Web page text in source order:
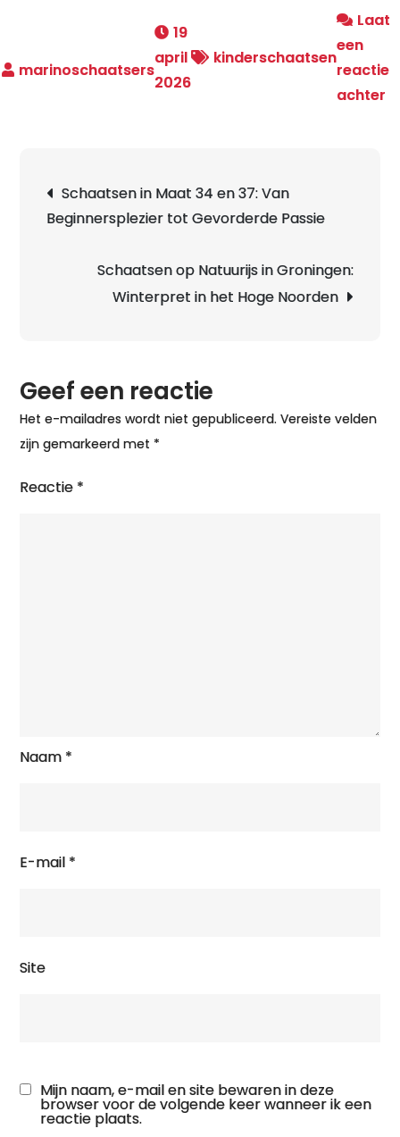
19
april
2026
kinderschaatsen
Laat
een
reactie
achter
Schaatsen in Maat 34 en 37: Van
Beginnersplezier tot Gevorderde Passie
Schaatsen op Natuurijs in Groningen:
Winterpret in het Hoge Noorden
Geef een reactie
Het e-mailadres wordt niet gepubliceerd. Vereiste velden
zijn gemarkeerd met *
Reactie *
Naam *
E-mail *
Site
Mijn naam, e-mail en site bewaren in deze
browser voor de volgende keer wanneer ik een
reactie plaats.